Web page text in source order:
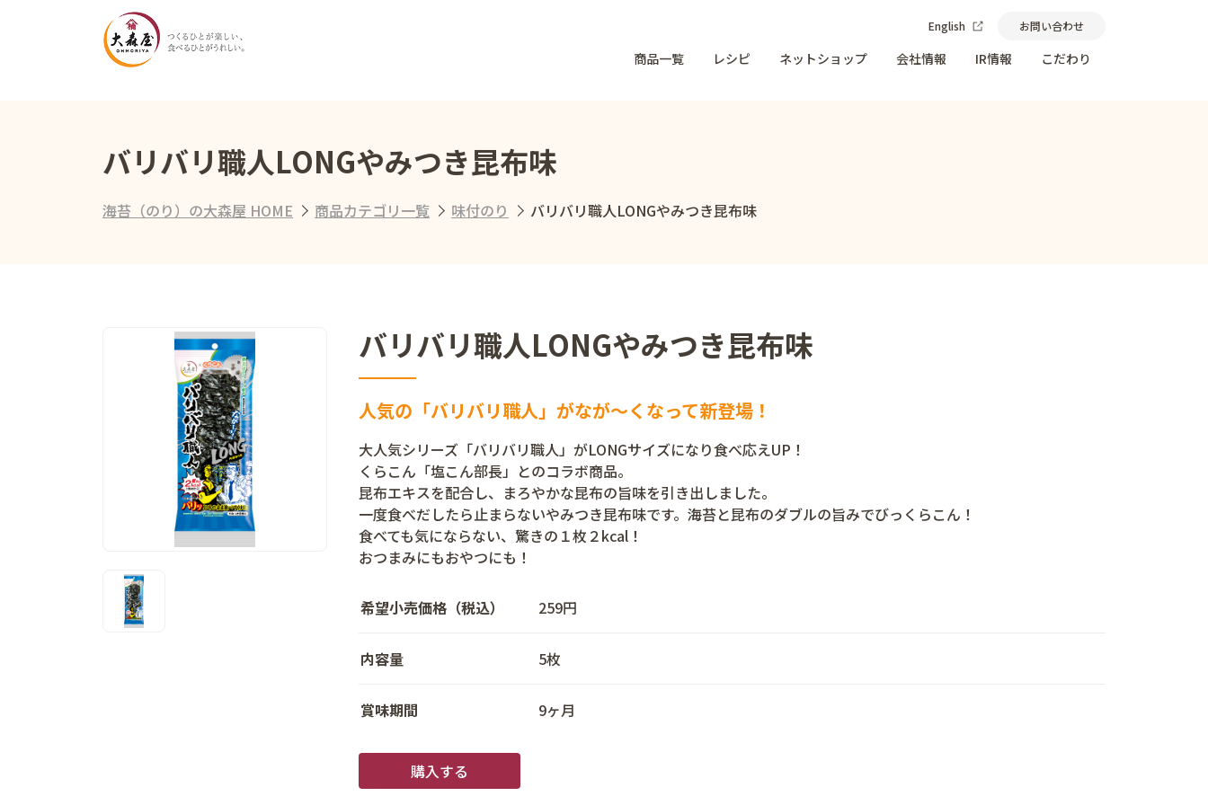
English お問い合わせ
商品一覧 レシピ ネットショップ 会社情報 IR情報 こだわり
バリバリ職人LONGやみつき昆布味
海苔（のり）の大森屋 HOME 商品カテゴリ一覧 味付のり バリバリ職人LONGやみつき昆布味
バリバリ職人LONGやみつき昆布味
人気の「バリバリ職人」がなが～くなって新登場！
大人気シリーズ「バリバリ職人」がLONGサイズになり食べ応えUP！
くらこん「塩こん部長」とのコラボ商品。
昆布エキスを配合し、まろやかな昆布の旨味を引き出しました。
一度食べだしたら止まらないやみつき昆布味です。海苔と昆布のダブルの旨みでびっくらこん！
食べても気にならない、驚きの１枚２kcal！
おつまみにもおやつにも！
希望小売価格（税込） 259円
内容量 5枚
賞味期間 9ヶ月
購入する